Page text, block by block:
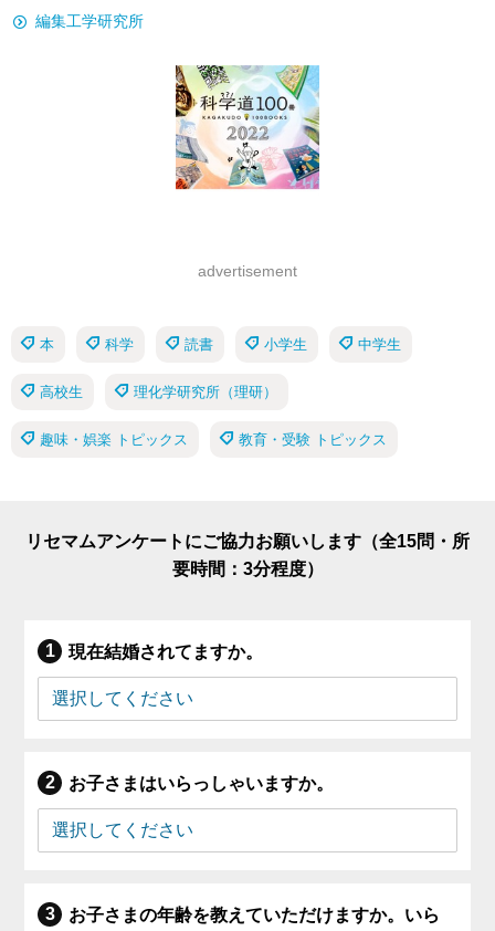
編集工学研究所
advertisement
本 科学 読書 小学生 中学生
高校生 理化学研究所（理研）
趣味・娯楽 トピックス 教育・受験 トピックス
リセマムアンケートにご協力お願いします（全15問・所
要時間：3分程度）
現在結婚されてますか。
お子さまはいらっしゃいますか。
お子さまの年齢を教えていただけますか。いら